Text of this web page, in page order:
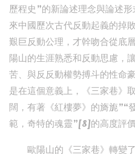
歷程史”的新論述理念與論述
來中國歷次古代反動起義的掉
艱巨反動公理，才幹吻合從底
陽山的生涯熟悉和反動思慮，
苦、與反反動權勢搏斗的性命
是在這個意義上，《三家巷》
闊，有著《紅樓夢》的旖旎”“
範，奇特的魂靈”[8]的高度評價
歐陽山的《三家巷》轉變